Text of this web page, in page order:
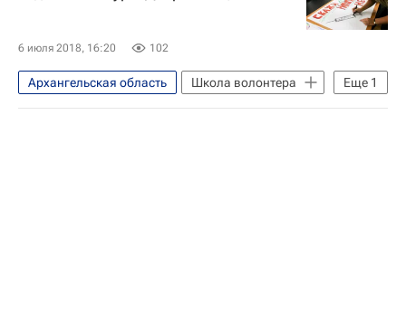
Волонтерство в России
Кабардино-Балкарская Республика (КБР)
6 июля 2018, 16:20 102
Еще 1
Архангельская область
Школа волонтера
Волонтерство в России